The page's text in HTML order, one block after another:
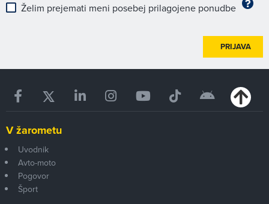
Želim prejemati meni posebej prilagojene ponudbe
PRIJAVA
V žarometu
Uvodnik
Avto-moto
Pogovor
Šport